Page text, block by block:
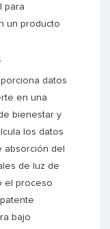
para
un producto
datos
en una
bienestar y
los datos
absorción del
de luz de
el proceso
bajo